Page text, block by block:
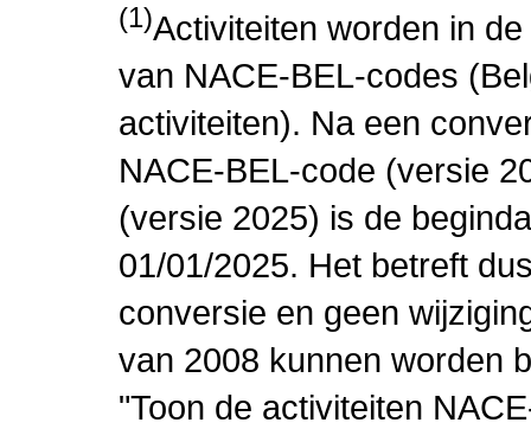
(1)Activiteiten worden in
van NACE-BEL-codes
activiteiten). Na een
NACE-BEL-code (versie
(versie 2025) is de
01/01/2025. Het betreft
conversie en geen
van 2008 kunnen worden
"Toon de activiteiten